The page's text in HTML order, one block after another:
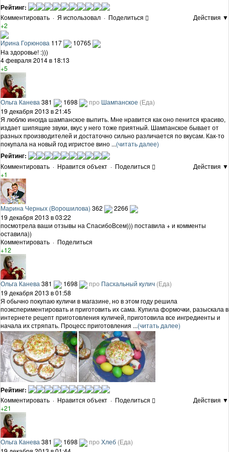
Рейтинг:
Комментировать · Я использовал · Поделиться
Действия ▼
+2
Ирина Горюнова 117
10765
На здоровье! :)))
4 февраля 2014 в 18:13
+5
Ольга Канева 381 1698 про Шампанское (Еда)
19 декабря 2013 в 21:45
Я люблю иногда шампанское выпить. Мне нравится как оно пенится красиво,
издает шипящие звуки, вкус у него тоже приятный. Шампанское бывает от
разных производителей и достаточно сильно различается по вкусам. Как-то
покупала на новый год игристое вино ...(читать далее)
Рейтинг:
Комментировать · Нравится объект · Поделиться
Действия ▼
+1
Марина Черных (Ворошилова) 362
2266
19 декабря 2013 в 03:22
посмотрела ваши отзывы на СпасибоВсем))) поставила + и комменты
оставила))
Комментировать · Поделиться
+12
Ольга Канева 381 1698 про Пасхальный кулич (Еда)
19 декабря 2013 в 01:58
Я обычно покупаю куличи в магазине, но в этом году решила
поэкспериментировать и приготовить их сама. Купила формочки, разыскала в
интернете рецепт приготовления куличей, приготовила все ингредиенты и
начала их стряпать. Процесс приготовления ...(читать далее)
Рейтинг:
Комментировать · Нравится объект · Поделиться
Действия ▼
+21
Ольга Канева381 1698 про Хлеб (Еда)